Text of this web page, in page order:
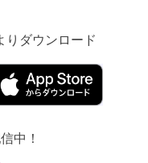
りダウンロード
中！